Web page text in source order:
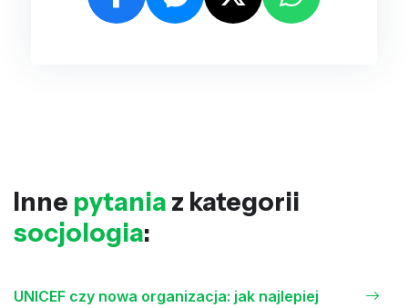
Inne pytania z kategorii
socjologia:
UNICEF czy nowa organizacja: jak najlepiej